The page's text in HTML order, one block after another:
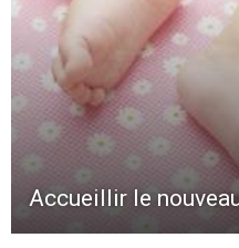
Accueillir le